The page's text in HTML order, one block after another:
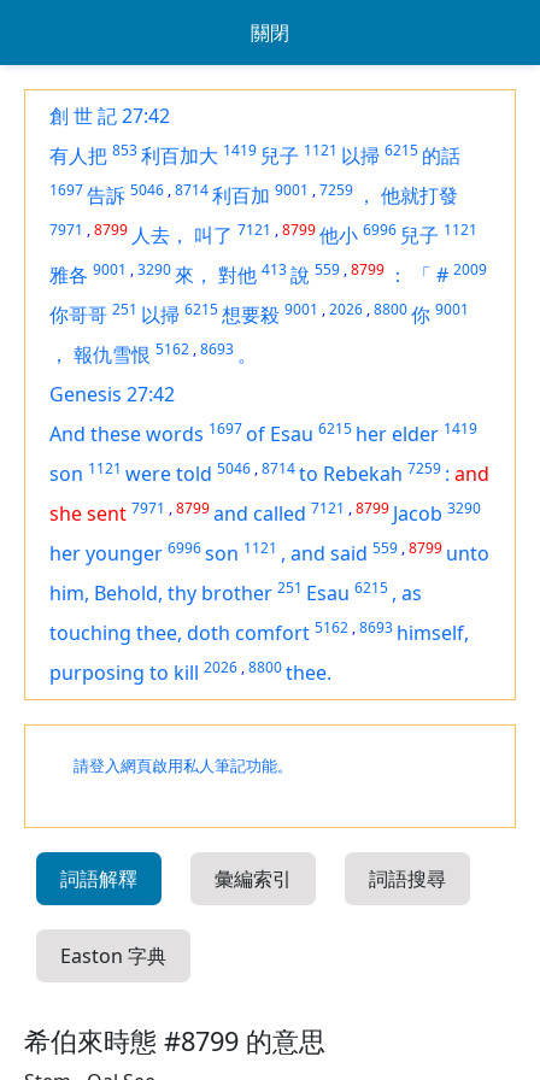
關閉
創 世 記 27:42
有人把 853利百加大 1419 兒子 1121 以掃 6215 的話
1697告訴 5046 ,8714利百加 9001 ,7259 ， 他就打發
7971 ,8799 人去， 叫了 7121 ,8799他小 6996 兒子 1121
雅各 9001 ,3290 來， 對他 413說 559 ,8799 ： 「 # 2009
你哥哥 251 以掃 6215想要殺 9001 ,2026 ,8800你 9001
， 報仇雪恨 5162 ,8693 。
Genesis 27:42
And these words 1697of Esau 6215 her elder 1419
son 1121 were told 5046 ,8714to Rebekah 7259 : and
she sent 7971 ,8799and called 7121 ,8799 Jacob 3290
her younger 6996son 1121 , and said 559 ,8799 unto
him, Behold, thy brother 251 Esau 6215 , as
touching thee, doth comfort 5162 ,8693 himself,
purposing to kill 2026 ,8800thee.
請登入網頁啟用私人筆記功能。
詞語解釋 彙編索引 詞語搜尋
Easton 字典
希伯來時態 #8799 的意思